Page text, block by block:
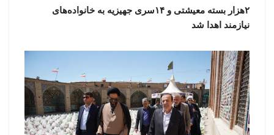
۲هزار بسته معیشتی و ۱۴سری جهیزیه به خانواده‌های
نیازمند اهدا شد